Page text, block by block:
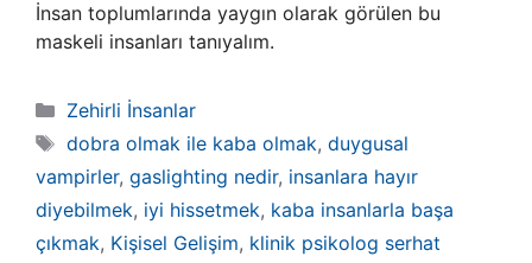
İnsan toplumlarında yaygın olarak görülen bu
maskeli insanları tanıyalım.
Kategoriler
Zehirli İnsanlar
Etiketler
dobra olmak ile kaba olmak, duygusal
vampirler, gaslighting nedir, insanlara hayır
diyebilmek, iyi hissetmek, kaba insanlarla başa
çıkmak, Kişisel Gelişim, klinik psikolog serhat